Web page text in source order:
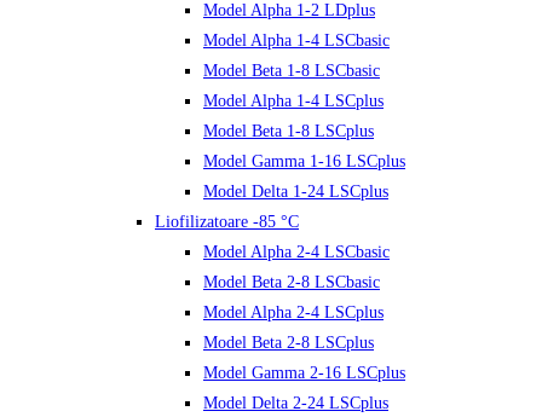
Model Alpha 1-2 LDplus
Model Alpha 1-4 LSCbasic
Model Beta 1-8 LSCbasic
Model Alpha 1-4 LSCplus
Model Beta 1-8 LSCplus
Model Gamma 1-16 LSCplus
Model Delta 1-24 LSCplus
Liofilizatoare -85 °C
Model Alpha 2-4 LSCbasic
Model Beta 2-8 LSCbasic
Model Alpha 2-4 LSCplus
Model Beta 2-8 LSCplus
Model Gamma 2-16 LSCplus
Model Delta 2-24 LSCplus